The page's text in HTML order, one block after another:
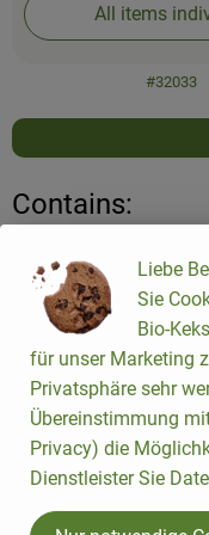
All items
#32033
Contains:
Liebe
Sie
Bio-
für unser Marketing
Privatsphäre sehr
Übereinstimmung
Privacy) die
Dienstleister Sie